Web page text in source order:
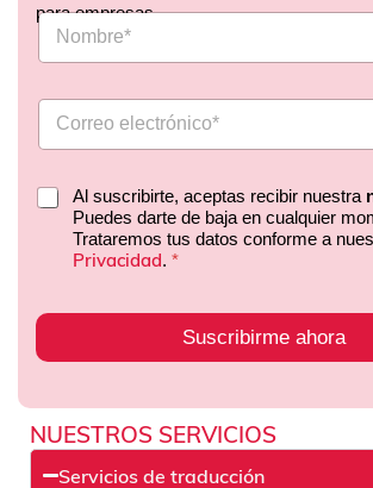
para empresas.
Al suscribirte, aceptas recibir nuestra
Puedes darte de baja en cualquier
Trataremos tus datos conforme a
Privacidad. *
Suscribirme ahora
NUESTROS SERVICIOS
Servicios de traducción